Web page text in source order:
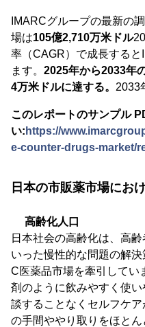
IMARCグループの最新の
場は105億2,710万米ドル
率（CAGR）で成長する
ます。 2025年から2033年
4万米ドルに達する。 2033
このレポートのサンプル
い: https://
e-counter-drugs-market/
日本の市販薬市場にお
高齢化人口
日本社会の高齢化は、高
いった慢性的な問題の解
C医薬品市場を牽引してい
剤のように飲みやすく使
談することなくセルフケ
の手間ややり取りをほと